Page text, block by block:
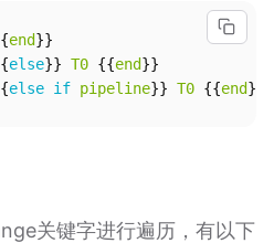
end}}
else}} T0 {{end}}
else if pipeline}} T0 {{end}}
关键字进行遍历，有以下